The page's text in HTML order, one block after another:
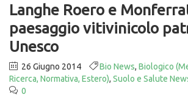
Langhe Roero e
paesaggio vitivinicolo
Unesco
26 Giugno 2014 Bio News, Biologico
Ricerca, Normativa, Estero), Suolo e Salute
0